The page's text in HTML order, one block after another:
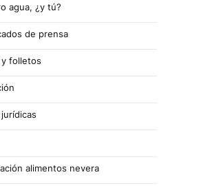
agua, ¿y tú?
de prensa
folletos
alimentos nevera